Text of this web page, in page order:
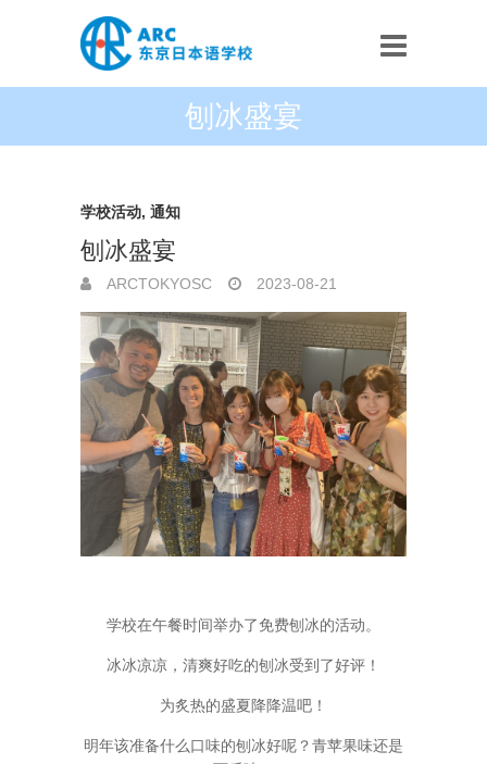
刨冰盛宴
学校活动, 通知
刨冰盛宴
ARCTOKYOSC 2023-08-21
学校在午餐时间举办了免费刨冰的活动。
冰冰凉凉，清爽好吃的刨冰受到了好评！
为炙热的盛夏降降温吧！
明年该准备什么口味的刨冰好呢？青苹果味还是